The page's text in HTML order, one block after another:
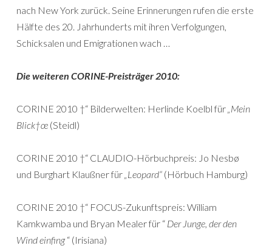
nach New York zurück. Seine Erinnerungen rufen die erste
Hälfte des 20. Jahrhunderts mit ihren Verfolgungen,
Schicksalen und Emigrationen wach …
Die weiteren CORINE-Preisträger 2010:
CORINE 2010 †“ Bilderwelten: Herlinde Koelbl für„Mein
Blick†œ (Steidl)
CORINE 2010 †“ CLAUDIO-Hörbuchpreis: Jo Nesbø
und Burghart Klaußner für„Leopard“ (Hörbuch Hamburg)
CORINE 2010 †“ FOCUS-Zukunftspreis: William
Kamkwamba und Bryan Mealer für “ Der Junge, der den
Wind einfing“ (Irisiana)